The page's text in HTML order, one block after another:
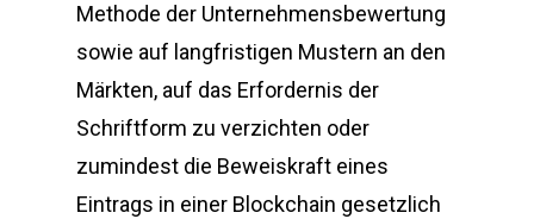
Methode der Unternehmensbewertung
sowie auf langfristigen Mustern an den
Märkten, auf das Erfordernis der
Schriftform zu verzichten oder
zumindest die Beweiskraft eines
Eintrags in einer Blockchain gesetzlich